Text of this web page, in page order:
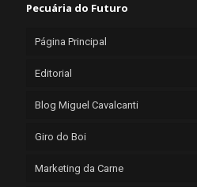
Pecuária do Futuro
Página Principal
Editorial
Blog Miguel Cavalcanti
Giro do Boi
Marketing da Carne